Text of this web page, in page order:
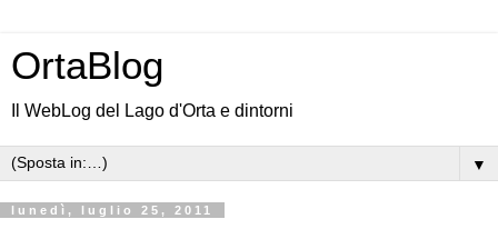
OrtaBlog
Il WebLog del Lago d'Orta e dintorni
▼
lunedì, luglio 25, 2011